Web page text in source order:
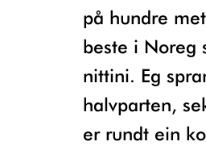
på hundre
beste i Noreg
nittini. Eg
halvparten,
er rundt ein